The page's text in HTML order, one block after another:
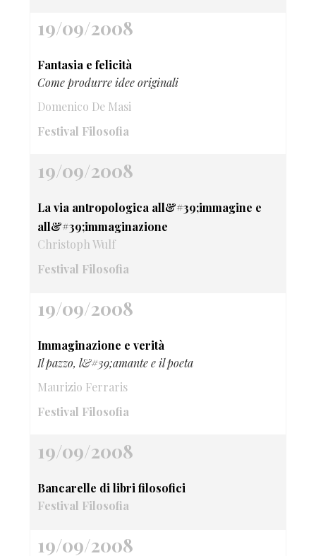
19/09/2008
Fantasia e felicità
Come produrre idee originali
Domenico De Masi
Festival Filosofia
19/09/2008
La via antropologica all&#39;immagine e
all&#39;immaginazione
Christoph Wulf
Festival Filosofia
19/09/2008
Immaginazione e verità
Il pazzo, l&#39;amante e il poeta
Maurizio Ferraris
Festival Filosofia
19/09/2008
Bancarelle di libri filosofici
Festival Filosofia
19/09/2008